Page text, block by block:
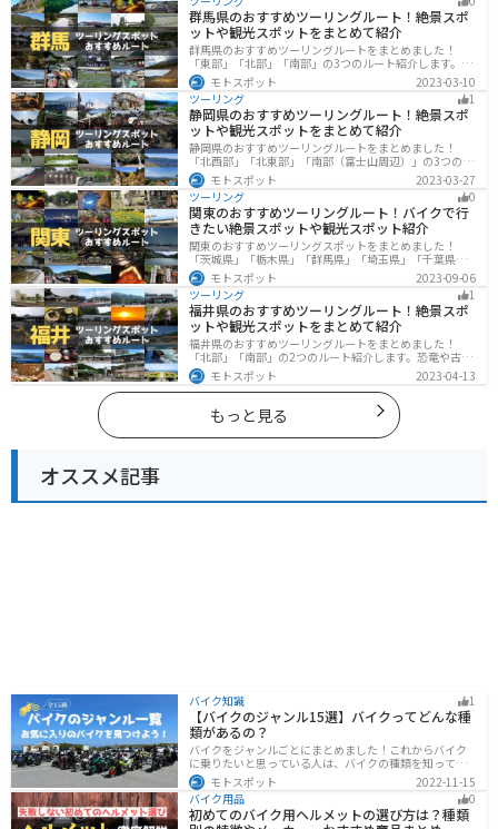
に行く際は参考にしてください。
群馬県のおすすめツーリングルート！絶景スポ
ットや観光スポットをまとめて紹介
群馬県のおすすめツーリングルートをまとめました！
「東部」「北部」「南部」の3つのルート紹介します。草
津温泉や伊香保温泉など全国でも有名な温泉や豊かな自
然を満喫するツーリングができます。バイクで群馬県に
ツーリングに行く際は参考にしてください。
モトスポット
2023-03-10
ツーリング
1
静岡県のおすすめツーリングルート！絶景スポ
ットや観光スポットをまとめて紹介
静岡県のおすすめツーリングルートをまとめました！
「北西部」「北東部」「南部（富士山周辺）」の3つのル
ート紹介します。富士山を中心に自然豊かな景色や食事
を楽しめるスポットが多数あります。バイクで静岡県に
ツーリングに行く際は参考にしてください。
モトスポット
2023-03-27
ツーリング
0
関東のおすすめツーリングルート！バイクで行
きたい絶景スポットや観光スポット紹介
関東のおすすめツーリングスポットをまとめました！
「茨城県」「栃木県」「群馬県」「埼玉県」「千葉県」
「東京都」「神奈川県」の各県の観光地紹介します。自
然豊かな山々や湖、温泉地が点在し、四季折々の景色を
楽しめるスポットが多数あります。バイクで関東にツー
リングに行く際は参考にしてください。
モトスポット
2023-09-06
ツーリング
1
福井県のおすすめツーリングルート！絶景スポ
ットや観光スポットをまとめて紹介
福井県のおすすめツーリングルートをまとめました！
「北部」「南部」の2つのルート紹介します。恐竜や古代
遺跡、温泉地など魅力に溢れるスポットが多数ありま
す。バイクで福井県にツーリングに行く際は参考にして
ください。
モトスポット 2023-04-13
もっと見る
オススメ記事
バイク知識 1
【バイクのジャンル15選】バイクってどんな種
類があるの？
バイクをジャンルごとにまとめました！これからバイク
に乗りたいと思っている人は、バイクの種類を知って気
になる1台を見つけましょう。特徴やメリットデメリット
なども記載しているので、デザインだけでなく性能から
もバイクを探せるようになると失敗しないバイク選びば
できるようになります。
モトスポット
2022-11-15
バイク用品
0
初めてのバイク用ヘルメットの選び方は？種類